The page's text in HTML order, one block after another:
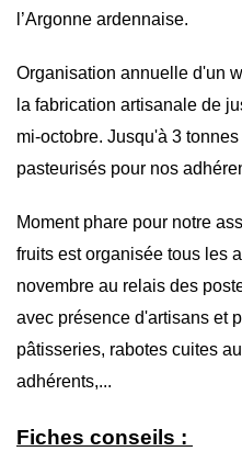
l’Argonne ardennaise.
Organisation annuelle d'un
la fabrication artisanale de
mi-octobre. Jusqu'à 3
pasteurisés pour nos
Moment phare pour notre
fruits est organisée tous les
novembre au relais des
avec présence d'artisans et
pâtisseries, rabotes cuites
adhérents,...
Fiches conseils :